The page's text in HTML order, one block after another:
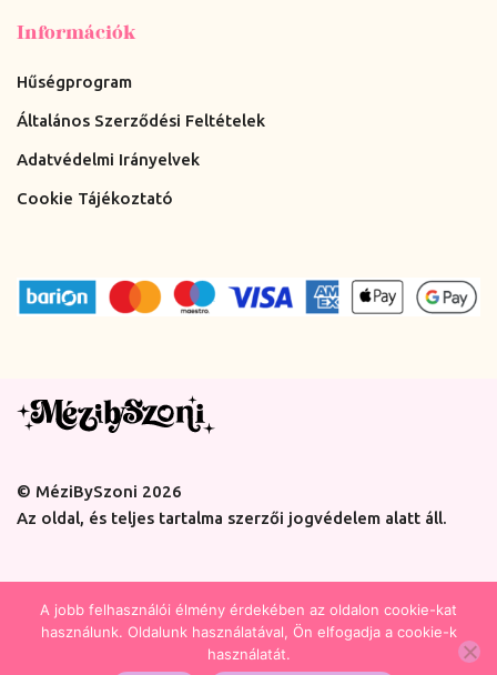
Információk
Hűségprogram
Általános Szerződési Feltételek
Adatvédelmi Irányelvek
Cookie Tájékoztató
© MéziBySzoni 2026
Az oldal, és teljes tartalma szerzői jogvédelem alatt áll.
A jobb felhasználói élmény érdekében az oldalon cookie-kat
használunk. Oldalunk használatával, Ön elfogadja a cookie-k
használatát.